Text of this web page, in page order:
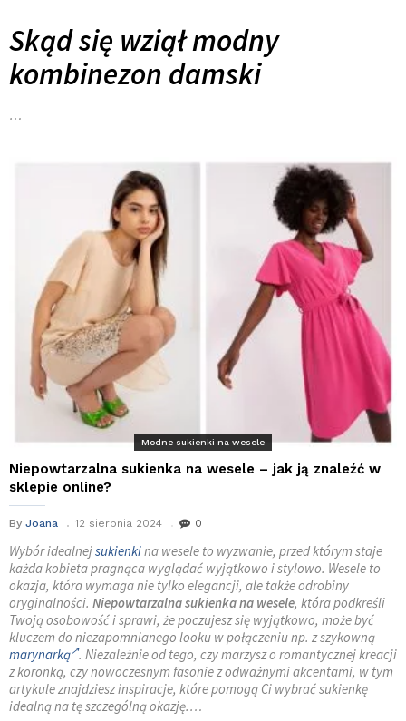
Skąd się wziął modny
kombinezon damski
…
Modne sukienki na wesele
Niepowtarzalna sukienka na wesele – jak ją znaleźć w
sklepie online?
By Joana 12 sierpnia 2024 0
Wybór idealnejsukienkina wesele to wyzwanie, przed którym staje
każda kobieta pragnąca wyglądać wyjątkowo i stylowo. Wesele to
okazja, która wymaga nie tylko elegancji, ale także odrobiny
oryginalności. Niepowtarzalna sukienka na wesele, która podkreśli
Twoją osobowość i sprawi, że poczujesz się wyjątkowo, może być
kluczem do niezapomnianego looku w połączeniu np. z szykowną
marynarką . Niezależnie od tego, czy marzysz o romantycznej kreacji
z koronką, czy nowoczesnym fasonie z odważnymi akcentami, w tym
artykule znajdziesz inspiracje, które pomogą Ci wybrać sukienkę
idealną na tę szczególną okazję.…